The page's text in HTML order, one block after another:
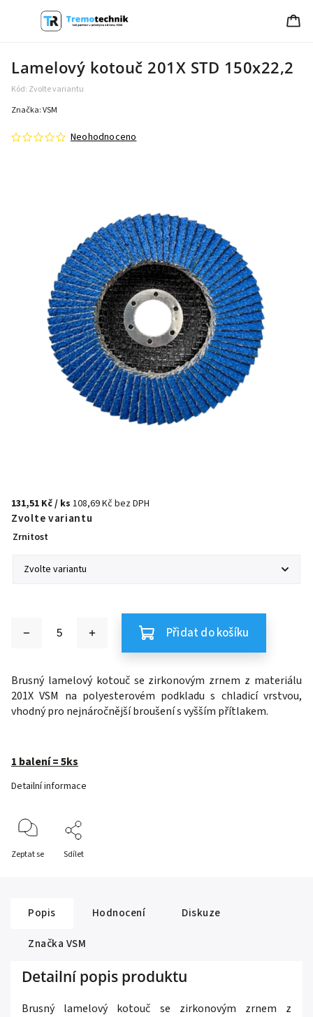
Lamelový kotouč 201X STD 150x22,2
Kód: Zvolte variantu
Neohodnoceno
Značka:VSM
131,51 Kč/ ks 108,69 Kč bez DPH
Zvolte variantu
Zrnitost
Přidat do košíku
Brusný lamelový kotouč se zirkonovým zrnem z materiálu
201X VSM na polyesterovém podkladu s chladicí vrstvou,
vhodný pro nejnáročnější broušení s vyšším přítlakem.
1 balení = 5ks
Detailní informace
Zeptat se Sdílet
Popis Hodnocení
Diskuze
Značka VSM
Detailní popis produktu
Brusný lamelový kotouč se zirkonovým zrnem z